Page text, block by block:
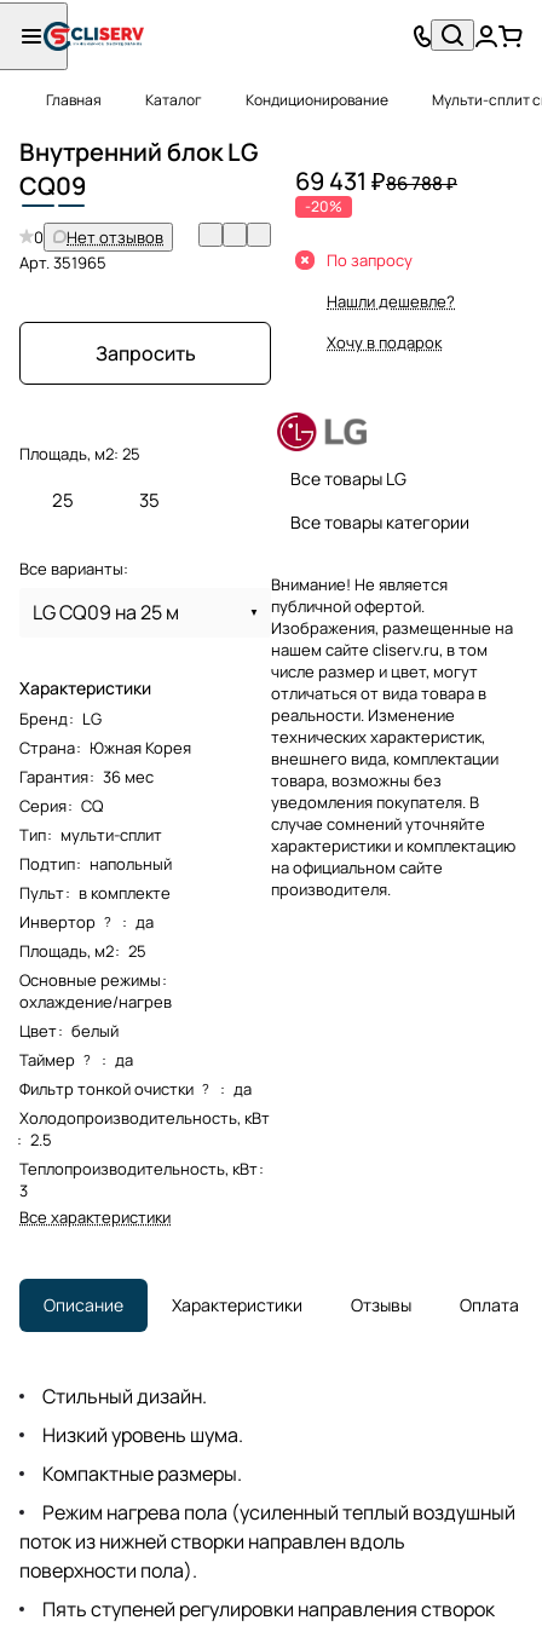
Главная Каталог Кондиционирование Мульти-сплит
Внутренний блок LG
CQ09
0
Нет отзывов
Арт.351965
Запросить
Площадь, м2: 25
25 35
Все варианты:
LG CQ09 на 25 м
Характеристики
Бренд: LG
Страна: Южная Корея
Гарантия: 36 мес
Серия: CQ
Тип: мульти-сплит
Подтип: напольный
Пульт: в комплекте
Инвертор ? : да
Площадь, м2: 25
Основные режимы:
охлаждение/нагрев
Цвет: белый
Таймер ? : да
Фильтр тонкой очистки ? : да
Холодопроизводительность, кВт
: 2.5
Теплопроизводительность, кВт:
3
Все характеристики
69 431 ₽86 788 ₽
-20%
По запросу
Нашли дешевле?
Хочу в подарок
Все товары LG
Все товары категории
Внимание! Не является
публичной офертой.
Изображения, размещенные на
нашем сайте cliserv.ru, в том
числе размер и цвет, могут
отличаться от вида товара в
реальности. Изменение
технических характеристик,
внешнего вида, комплектации
товара, возможны без
уведомления покупателя. В
случае сомнений уточняйте
характеристики и комплектацию
на официальном сайте
производителя.
Описание Характеристики Отзывы Оплата
Стильный дизайн.
Низкий уровень шума.
Компактные размеры.
Режим нагрева пола (усиленный теплый воздушный
поток из нижней створки направлен вдоль
поверхности пола).
Пять ступеней регулировки направления створок